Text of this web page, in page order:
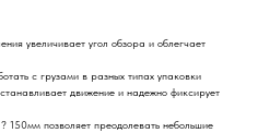
увеличивает угол обзора и облегчает
с грузами в разных типах упаковки
движение и надежно фиксирует
150мм позволяет преодолевать небольшие